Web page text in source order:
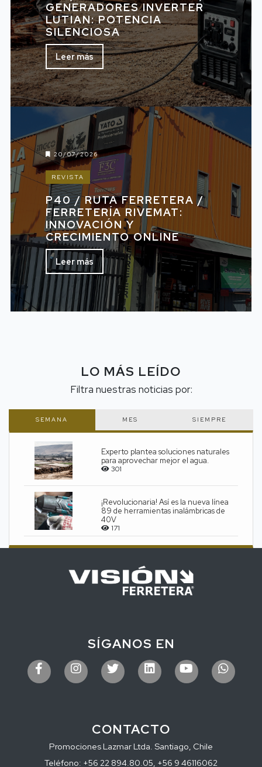
GENERADORES INVERTER
LUTIAN: POTENCIA
SILENCIOSA
Leer más
20/07/2026
REVISTA
P40 / RUTA FERRETERA /
FERRETERÍA RIVEMAT:
INNOVACIÓN Y
CRECIMIENTO ONLINE
Leer más
LO MÁS LEÍDO
Filtra nuestras noticias por:
SEMANA MES SIEMPRE
Experto plantea soluciones naturales
para aprovechar mejor el agua.
301
¡Revolucionaria! Así es la nueva línea
89 de herramientas inalámbricas de
40V
171
SÍGANOS EN
CONTACTO
Promociones Lazmar Ltda. Santiago, Chile
Teléfono: +56 22 894.80.05, +56 9 46116062